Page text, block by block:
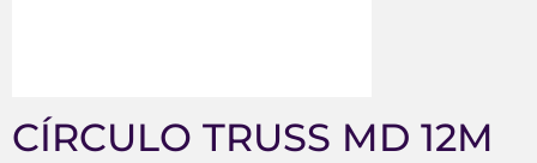
CÍRCULO TRUSS MD 12M